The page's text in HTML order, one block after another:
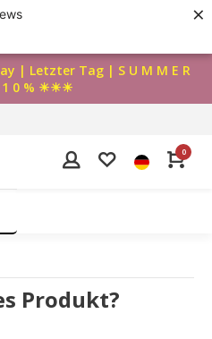
×
| Letzter Tag | S U M M E R
1 0 % ☀☀☀
0
Produkt?